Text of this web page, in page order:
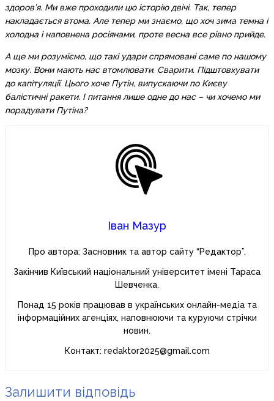
здоров’я. Ми вже проходили цю історію двічі. Так, тепер
накладається втома. Але тепер ми знаємо, що хоч зима темна і
холодна і наповнена росіянами, проте весна все рівно прийде.
А ще ми розуміємо, що такі удари спрямовані саме по нашому
мозку. Вони мають нас втомлювати. Сварити. Підштовхувати
до капітуляції. Цього хоче Путін, випускаючи по Києву
балістичні ракети. І питання лише одне до нас – чи хочемо ми
порадувати Путіна?
Іван Мазур
Про автора: Засновник та автор сайту “Редактор”.
Закінчив Київський національний університет імені Тараса
Шевченка.
Понад 15 років працював в українських онлайн-медіа та
інформаційних агенціях, наповнюючи та куруючи стрічки
новин.
Контакт: redaktor2025@gmail.com
Залишити відповідь